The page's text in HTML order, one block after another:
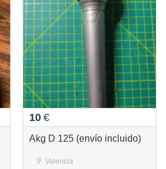
10 €
Akg D 125 (envío incluido)
Valencia